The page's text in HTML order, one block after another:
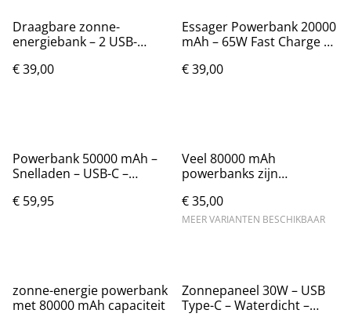
Draagbare zonne-
energiebank – 2 USB-
€ 39,00
Essager Powerbank 20000
mAh – 65W Fast Charge –
€ 39,00
Powerbank 50000 mAh –
Snelladen – USB-C –
€ 59,95
Veel 80000 mAh
powerbanks zijn
€ 35,00
MEER VARIANTEN BESCHIKBAAR
zonne-energie powerbank
met 80000 mAh capaciteit
Zonnepaneel 30W – USB
Type-C – Waterdicht –